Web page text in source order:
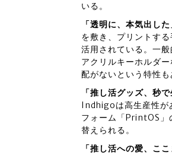
いる。
「透明に、本気出した
を敷き、プリントす
活用されている。一
アクリルキーホルダ
配がないという特性も
「推し活グッズ、秒で
Indhigoは高生産性が
フォーム「PrintOS」
替えられる。
「推し活への愛、ここ